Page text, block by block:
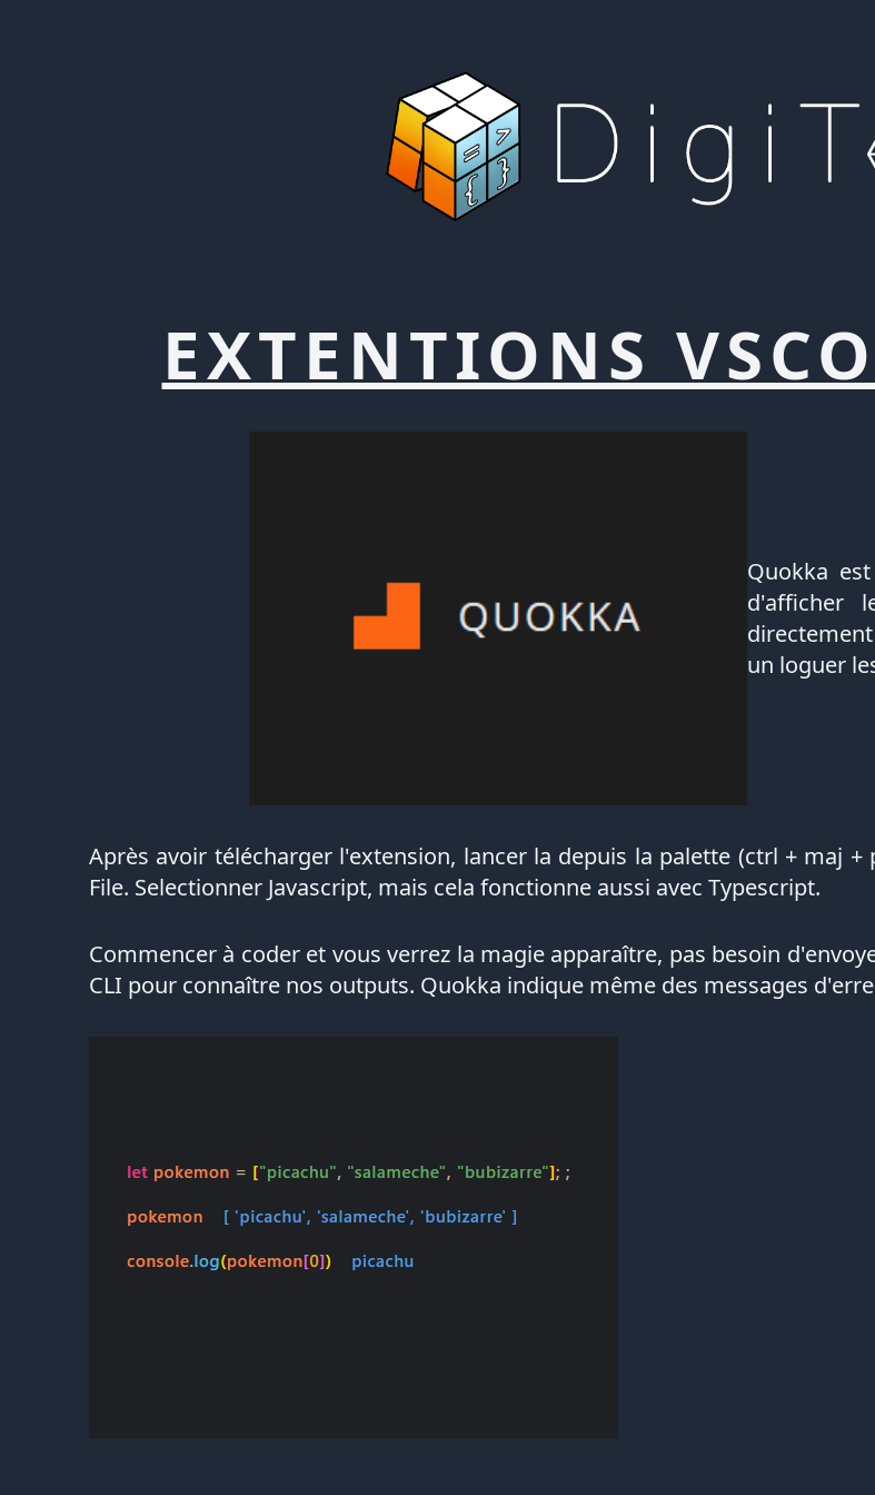
EXTENTIONS
Quokka
d'afficher
un loguer
Après avoir télécharger l'extension, lancer la depuis la palette (ctrl + maj
File. Selectionner Javascript, mais cela fonctionne aussi avec Typescript.
Commencer à coder et vous verrez la magie apparaître, pas besoin
CLI pour connaître nos outputs. Quokka indique même des messages